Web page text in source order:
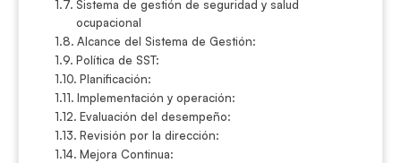
Sistema de gestión de seguridad y salud
ocupacional
Alcance del Sistema de Gestión:
Política de SST:
Planificación:
Implementación y operación:
Evaluación del desempeño:
Revisión por la dirección:
Mejora Continua: